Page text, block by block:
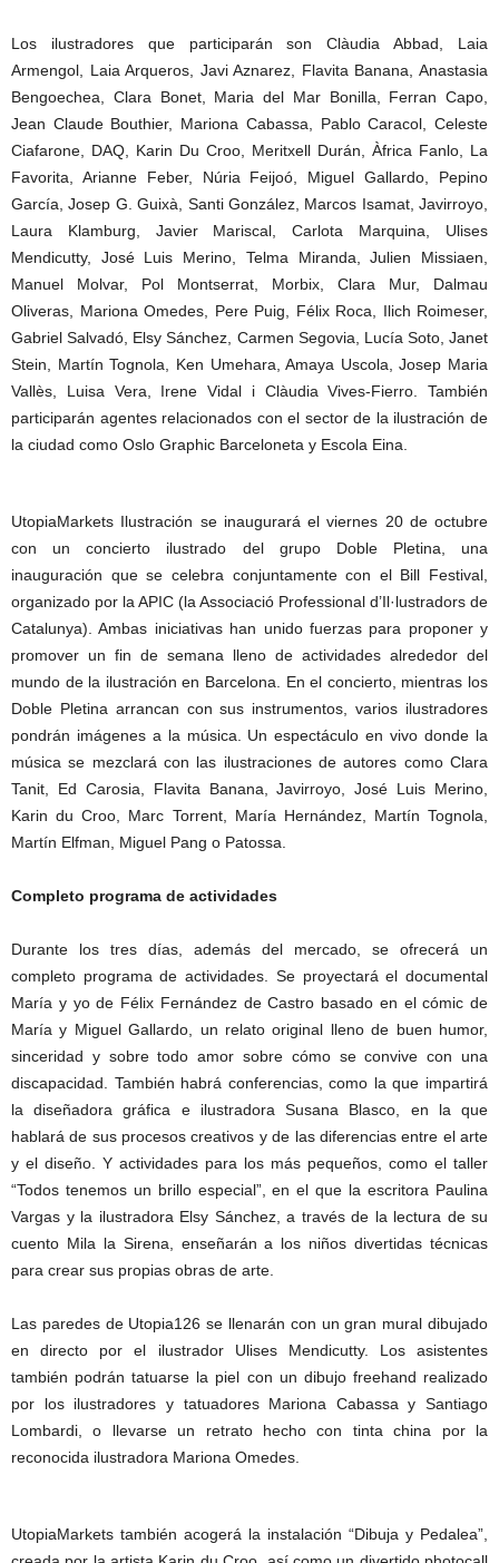
Los ilustradores que participarán son Clàudia Abbad, Laia
Armengol, Laia Arqueros, Javi Aznarez, Flavita Banana, Anastasia
Bengoechea, Clara Bonet, Maria del Mar Bonilla, Ferran Capo,
Jean Claude Bouthier, Mariona Cabassa, Pablo Caracol, Celeste
Ciafarone, DAQ, Karin Du Croo, Meritxell Durán, Àfrica Fanlo, La
Favorita, Arianne Feber, Núria Feijoó, Miguel Gallardo, Pepino
García, Josep G. Guixà, Santi González, Marcos Isamat, Javirroyo,
Laura Klamburg, Javier Mariscal, Carlota Marquina, Ulises
Mendicutty, José Luis Merino, Telma Miranda, Julien Missiaen,
Manuel Molvar, Pol Montserrat, Morbix, Clara Mur, Dalmau
Oliveras, Mariona Omedes, Pere Puig, Félix Roca, Ilich Roimeser,
Gabriel Salvadó, Elsy Sánchez, Carmen Segovia, Lucía Soto, Janet
Stein, Martín Tognola, Ken Umehara, Amaya Uscola, Josep Maria
Vallès, Luisa Vera, Irene Vidal i Clàudia Vives-Fierro. También
participarán agentes relacionados con el sector de la ilustración de
la ciudad como Oslo Graphic Barceloneta y Escola Eina.
UtopiaMarkets Ilustración se inaugurará el viernes 20 de octubre
con un concierto ilustrado del grupo Doble Pletina, una
inauguración que se celebra conjuntamente con el Bill Festival,
organizado por la APIC (la Associació Professional d’Il·lustradors de
Catalunya). Ambas iniciativas han unido fuerzas para proponer y
promover un fin de semana lleno de actividades alrededor del
mundo de la ilustración en Barcelona. En el concierto, mientras los
Doble Pletina arrancan con sus instrumentos, varios ilustradores
pondrán imágenes a la música. Un espectáculo en vivo donde la
música se mezclará con las ilustraciones de autores como Clara
Tanit, Ed Carosia, Flavita Banana, Javirroyo, José Luis Merino,
Karin du Croo, Marc Torrent, María Hernández, Martín Tognola,
Martín Elfman, Miguel Pang o Patossa.
Completo programa de actividades
Durante los tres días, además del mercado, se ofrecerá un
completo programa de actividades. Se proyectará el documental
María y yo de Félix Fernández de Castro basado en el cómic de
María y Miguel Gallardo, un relato original lleno de buen humor,
sinceridad y sobre todo amor sobre cómo se convive con una
discapacidad. También habrá conferencias, como la que impartirá
la diseñadora gráfica e ilustradora Susana Blasco, en la que
hablará de sus procesos creativos y de las diferencias entre el arte
y el diseño. Y actividades para los más pequeños, como el taller
“Todos tenemos un brillo especial”, en el que la escritora Paulina
Vargas y la ilustradora Elsy Sánchez, a través de la lectura de su
cuento Mila la Sirena, enseñarán a los niños divertidas técnicas
para crear sus propias obras de arte.
Las paredes de Utopia126 se llenarán con un gran mural dibujado
en directo por el ilustrador Ulises Mendicutty. Los asistentes
también podrán tatuarse la piel con un dibujo freehand realizado
por los ilustradores y tatuadores Mariona Cabassa y Santiago
Lombardi, o llevarse un retrato hecho con tinta china por la
reconocida ilustradora Mariona Omedes.
UtopiaMarkets también acogerá la instalación “Dibuja y Pedalea”,